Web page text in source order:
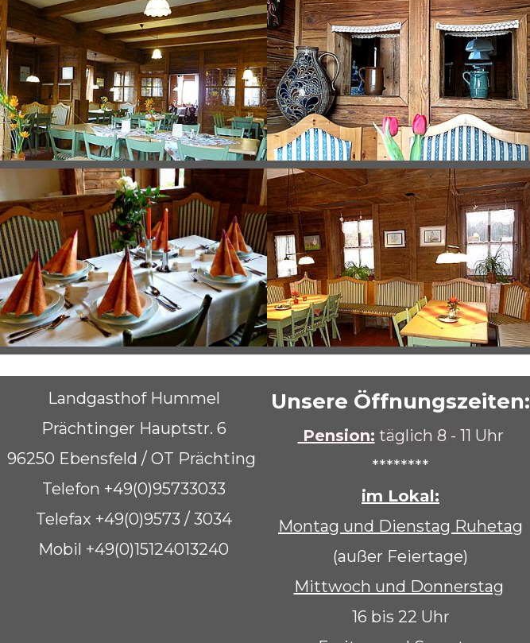
Landgasthof Hummel
Prächtinger Hauptstr. 6
96250 Ebensfeld / OT Prächting
Telefon +49(0)95733033
Telefax +49(0)9573 / 3034
Mobil +49(0)15124013240
Unsere Öffnungszeiten:
Pension: täglich 8 - 11 Uhr
********
im Lokal:
Montag und Dienstag Ruhetag
(außer Feiertage)
Mittwoch und Donnerstag
16 bis 22 Uhr